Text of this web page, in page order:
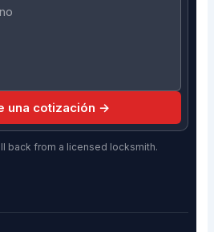
una cotización →
back from a licensed locksmith.